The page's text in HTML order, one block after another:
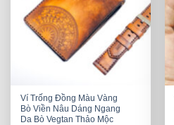
Ví Trống Đồng Màu Vàng
Bò Viền Nâu Dáng Ngang
Da Bò Vegtan Thảo Mộc